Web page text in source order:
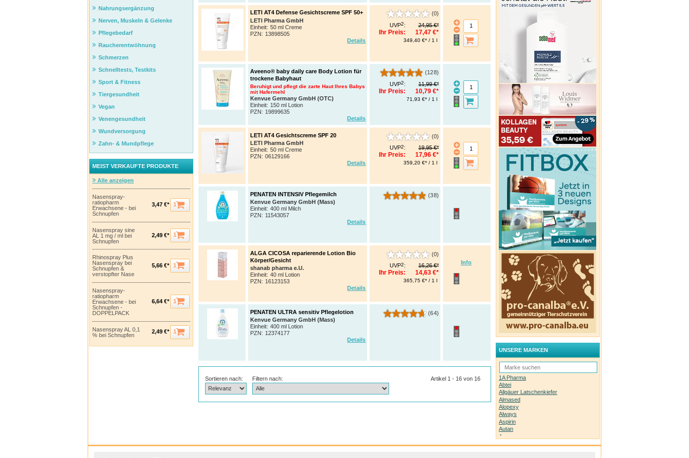
LETI AT4 Defense Gesichtscreme SPF 50+
LETI Pharma GmbH
Einheit: 50 ml Creme
PZN: 13898505
Details
(0)
UVP2: 24,95 €*
Ihr Preis: 17,47 €*
349,40 €* / 1 l
Aveeno® baby daily care Body Lotion für
trockene Babyhaut
Beruhigt und pflegt die zarte Haut Ihres Babys
mit Hafermehl
Kenvue Germany GmbH (OTC)
Einheit: 150 ml Lotion
PZN: 19899635
Details
(128)
UVP2: 11,99 €*
Ihr Preis: 10,79 €*
71,93 €* / 1 l
LETI AT4 Gesichtscreme SPF 20
LETI Pharma GmbH
Einheit: 50 ml Creme
PZN : 06129166
Details
(0)
UVP2: 19,95 €*
Ihr Preis: 17,96 €*
359,20 €* / 1 l
PENATEN INTENSIV Pflegemilch
Kenvue Germany GmbH (Mass)
Einheit: 400 ml Milch
PZN : 11543057
Details
(38)
Info
ALGA CICOSA reparierende Lotion Bio
Körper/Gesicht
shanab pharma e.U.
Einheit: 40 ml Lotion
PZN : 16123153
Details
(0)
UVP2: 16,26 €*
Ihr Preis: 14,63 €*
365,75 €* / 1 l
PENATEN ULTRA sensitiv Pflegelotion
Kenvue Germany GmbH (Mass)
Einheit: 400 ml Lotion
PZN : 12374177
Details
(64)
Sortieren nach: Filtern nach: Artikel 1 - 16 von 16
Nahrungsergänzung
Nerven, Muskeln & Gelenke
Pflegebedarf
Raucherentwöhnung
Schmerzen
Schnelltests, Testkits
Sport & Fitness
Tiergesundheit
Vegan
Venengesundheit
Wundversorgung
Zahn- & Mundpflege
MEIST VERKAUFTE PRODUKTE
Alle anzeigen
Nasenspray-
ratiopharm
Erwachsene - bei
Schnupfen
3,47 €* 1
Nasenspray sine
AL 1 mg / ml bei
Schnupfen
2,49 €* 1
Rhinospray Plus
Nasenspray bei
Schnupfen &
verstopfter Nase
5,66 €* 1
Nasenspray-
ratiopharm
Erwachsene - bei
Schnupfen -
DOPPELPACK
6,64 €* 1
Nasenspray AL 0,1
% bei Schnupfen
2,49 €* 1
UNSERE MARKEN
1A Pharma
Abtei
Allgäuer Latschenkiefer
Almased
Alopexy
Always
Aspirin
Autan
Avene
Bachblüten-Orginal